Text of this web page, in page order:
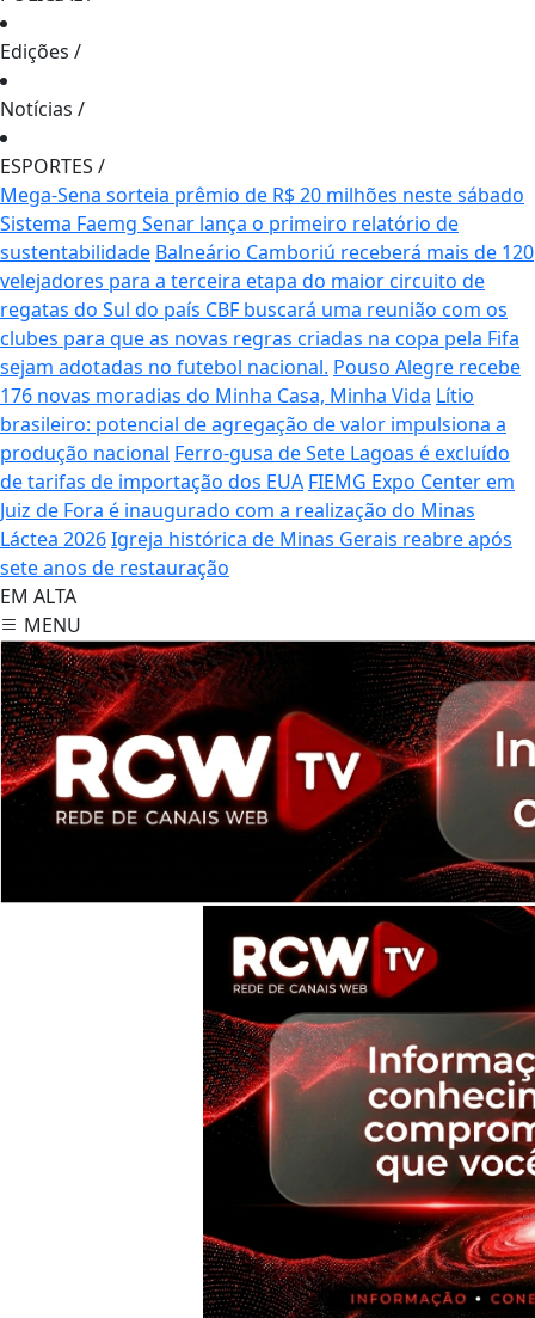
Edições /
Notícias /
ESPORTES /
Mega-Sena sorteia prêmio de R$ 20 milhões neste sábado
Sistema Faemg Senar lança o primeiro relatório de
sustentabilidade Balneário Camboriú receberá mais de 120
velejadores para a terceira etapa do maior circuito de
regatas do Sul do país CBF buscará uma reunião com os
clubes para que as novas regras criadas na copa pela Fifa
sejam adotadas no futebol nacional. Pouso Alegre recebe
176 novas moradias do Minha Casa, Minha Vida Lítio
brasileiro: potencial de agregação de valor impulsiona a
produção nacional Ferro-gusa de Sete Lagoas é excluído
de tarifas de importação dos EUA FIEMG Expo Center em
Juiz de Fora é inaugurado com a realização do Minas
Láctea 2026Igreja histórica de Minas Gerais reabre após
sete anos de restauração
EM ALTA
MENU